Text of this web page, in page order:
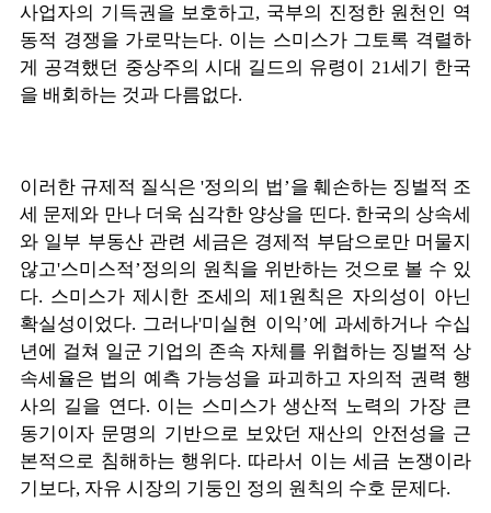
사업자의 기득권을 보호하고, 국부의 진정한 원천인 역
동적 경쟁을 가로막는다. 이는 스미스가 그토록 격렬하
게 공격했던 중상주의 시대 길드의 유령이 21세기 한국
을 배회하는 것과 다름없다.
이러한 규제적 질식은 '정의의 법’을 훼손하는 징벌적 조
세 문제와 만나 더욱 심각한 양상을 띤다. 한국의 상속세
와 일부 부동산 관련 세금은 경제적 부담으로만 머물지
않고'스미스적’정의의 원칙을 위반하는 것으로 볼 수 있
다. 스미스가 제시한 조세의 제1원칙은 자의성이 아닌
확실성이었다. 그러나'미실현 이익’에 과세하거나 수십
년에 걸쳐 일군 기업의 존속 자체를 위협하는 징벌적 상
속세율은 법의 예측 가능성을 파괴하고 자의적 권력 행
사의 길을 연다. 이는 스미스가 생산적 노력의 가장 큰
동기이자 문명의 기반으로 보았던 재산의 안전성을 근
본적으로 침해하는 행위다. 따라서 이는 세금 논쟁이라
기보다, 자유 시장의 기둥인 정의 원칙의 수호 문제다.